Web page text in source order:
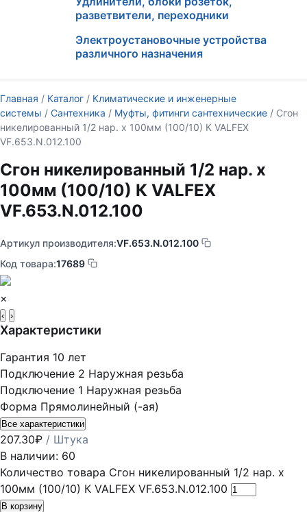
разветвители, переходники
Электроустановочные устройства
различного назначения
Главная / Каталог / Климатические и инженерные
системы / Сантехника / Муфты, фитинги сантехнические / Сгон
никелированный 1/2 нар. х 100мм (100/10) К VALFEX
VF.653.N.012.100
Сгон никелированный 1/2 нар. х
100мм (100/10) К VALFEX
VF.653.N.012.100
Артикул производителя:VF.653.N.012.100
Код товара:17689
×
‹ ›
Характеристики
Гарантия 10 лет
Подключение 2 Наружная резьба
Подключение 1 Наружная резьба
Форма Прямолинейный (-ая)
Все характеристики
207.30₽ / Штука
В наличии: 60
Количество товара Сгон никелированный 1/2 нар. х
100мм (100/10) К VALFEX VF.653.N.012.100
В корзину